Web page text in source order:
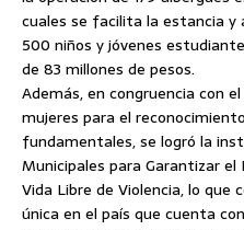
cuales se facilita la estancia y
500 niños y jóvenes
de 83 millones de pesos.
Además, en congruencia con
mujeres para el
fundamentales, se logró la
Municipales para Garantizar
Vida Libre de Violencia, lo que
única en el país que cuenta